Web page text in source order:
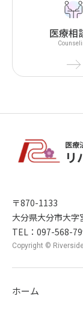
医療相
医療
リ
〒870-1133
大分県大分市大字
TEL：097-568-
Copyright ©
ホーム